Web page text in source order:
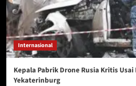
Internasional
Kepala Pabrik Drone Rusia Kritis
Yekaterinburg